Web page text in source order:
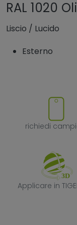
RAL 1020
Liscio / Lucido
Esterno
richiedi
Applicare in